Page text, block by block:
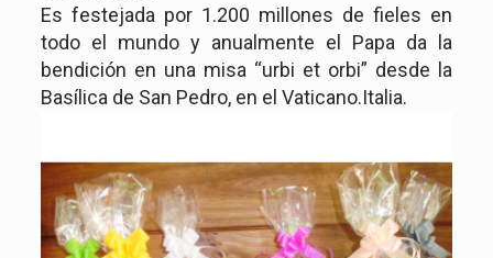
Es festejada por 1.200 millones de fieles en
todo el mundo y anualmente el Papa da la
bendición en una misa “urbi et orbi” desde la
Basílica de San Pedro, en el Vaticano.Italia.